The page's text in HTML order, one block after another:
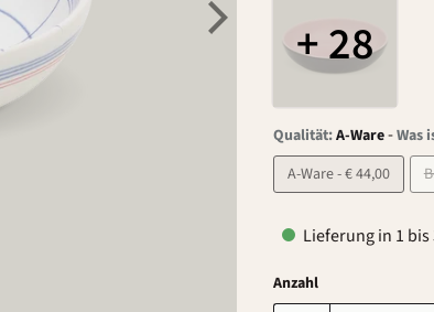
+ 28
Qualität:A-Ware-Was
A-Ware - € 44,00
Lieferung in 1 bis
Anzahl